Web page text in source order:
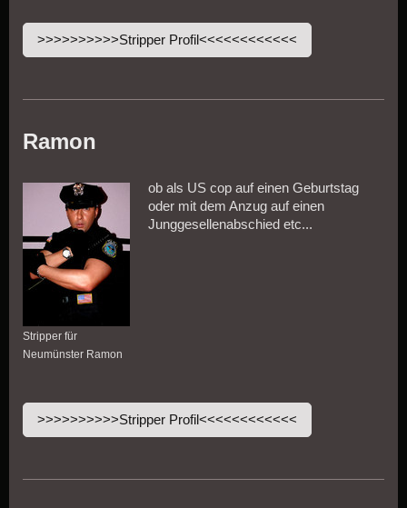
>>>>>>>>>>Stripper Profil<<<<<<<<<<<<
Ramon
Stripper für
Neumünster Ramon
ob als US cop auf einen Geburtstag
oder mit dem Anzug auf einen
Junggesellenabschied etc...
>>>>>>>>>>Stripper Profil<<<<<<<<<<<<